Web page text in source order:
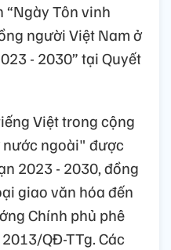
“Ngày Tôn vinh
người Việt Nam ở
- 2030” tại Quyết
Việt trong cộng
ngoài" được
2023 - 2030, đồng
giao văn hóa đến
Chính phủ phê
QĐ-TTg. Các